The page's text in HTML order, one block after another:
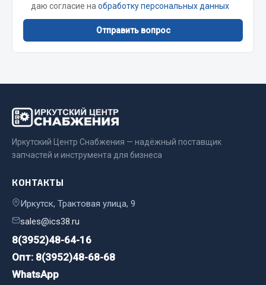
3 ton
Aвтосил
Cosmo
Весь раздел
Хозтовары
Горелки, баллоны, плитки газовые
даю согласие на обработку персональных данных
Отправить вопрос
Иркутский Центр Снабжения — надёжный поставщик
запчастей и инструмента для бизнеса
КОНТАКТЫ
Иркутск, Трактовая улица, 9
sales@ics38.ru
8(3952)48-64-16
Опт: 8(3952)48-68-68
WhatsApp